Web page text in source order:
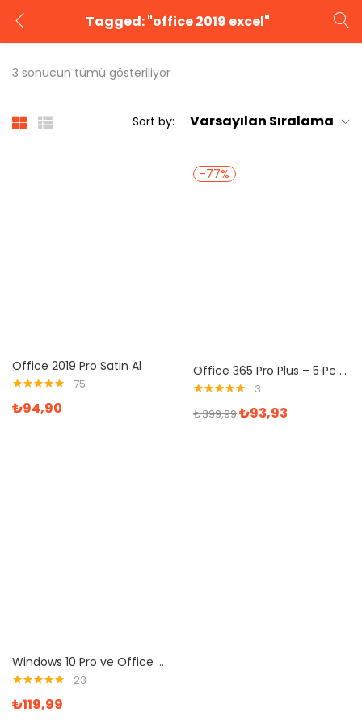
Tagged: "office 2019 excel"
GIRIŞ YAP
3 sonucun tümü gösteriliyor
Sort by: Varsayılan Sıralama
Office 2019 Pro Satın Al
5.00oy aldı
75
₺94,90
-77%
Office 365 Pro Plus – 5 Pc – Mac 1Yıl – Mail Hesabı
5.00oy aldı
3
₺399,99₺93,93
Windows 10 Pro ve Office 2019 Pro Plus Dijital Lisans Anahtarı
5.00
oy aldı
23
₺119,99